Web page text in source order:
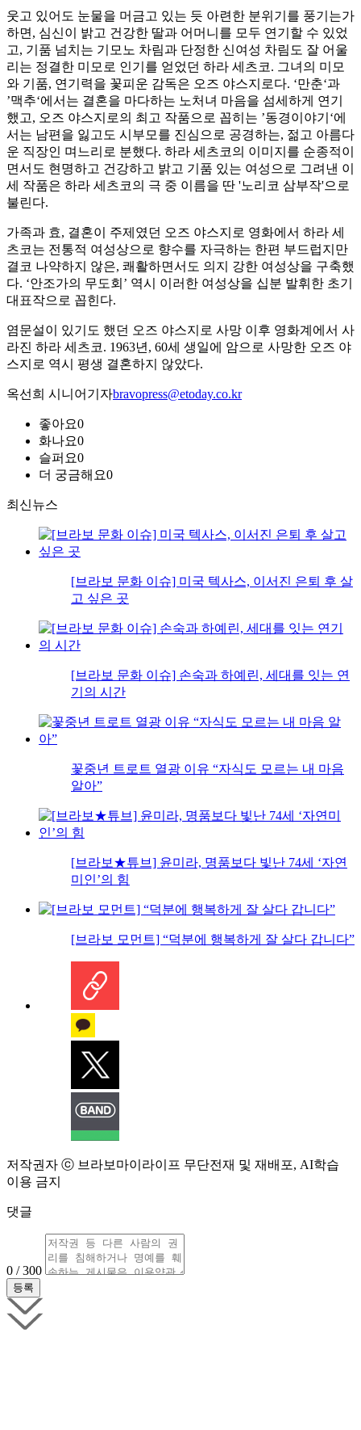
웃고 있어도 눈물을 머금고 있는 듯 아련한 분위기를 풍기는가
하면, 심신이 밝고 건강한 딸과 어머니를 모두 연기할 수 있었
고, 기품 넘치는 기모노 차림과 단정한 신여성 차림도 잘 어울
리는 정결한 미모로 인기를 얻었던 하라 세츠코. 그녀의 미모
와 기품, 연기력을 꽃피운 감독은 오즈 야스지로다. ‘만춘‘과
’맥추‘에서는 결혼을 마다하는 노처녀 마음을 섬세하게 연기
했고, 오즈 야스지로의 최고 작품으로 꼽히는 ’동경이야기‘에
서는 남편을 잃고도 시부모를 진심으로 공경하는, 젊고 아름다
운 직장인 며느리로 분했다. 하라 세츠코의 이미지를 순종적이
면서도 현명하고 건강하고 밝고 기품 있는 여성으로 그려낸 이
세 작품은 하라 세츠코의 극 중 이름을 딴 '노리코 삼부작'으로
불린다.
가족과 효, 결혼이 주제였던 오즈 야스지로 영화에서 하라 세
츠코는 전통적 여성상으로 향수를 자극하는 한편 부드럽지만
결코 나약하지 않은, 쾌활하면서도 의지 강한 여성상을 구축했
다. ‘안조가의 무도회’ 역시 이러한 여성상을 십분 발휘한 초기
대표작으로 꼽힌다.
염문설이 있기도 했던 오즈 야스지로 사망 이후 영화계에서 사
라진 하라 세츠코. 1963년, 60세 생일에 암으로 사망한 오즈 야
스지로 역시 평생 결혼하지 않았다.
옥선희 시니어기자bravopress@etoday.co.kr
좋아요0
화나요0
슬퍼요0
더 궁금해요0
최신뉴스
[브라보 문화 이슈] 미국 텍사스, 이서진 은퇴 후 살
고 싶은 곳
[브라보 문화 이슈] 손숙과 하예린, 세대를 잇는 연
기의 시간
꽃중년 트로트 열광 이유 “자식도 모르는 내 마음
알아”
[브라보★튜브] 윤미라, 명품보다 빛난 74세 ‘자연
미인’의 힘
[브라보 모먼트] “덕분에 행복하게 잘 살다 갑니다”
저작권자 ⓒ 브라보마이라이프 무단전재 및 재배포, AI학습
이용 금지
댓글
0 / 300